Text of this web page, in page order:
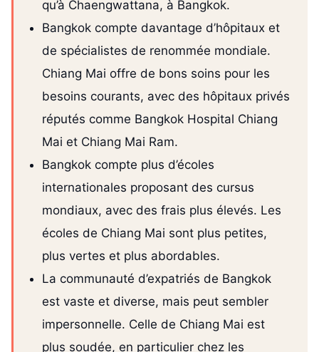
qu’à Chaengwattana, à Bangkok.
Bangkok compte davantage d’hôpitaux et
de spécialistes de renommée mondiale.
Chiang Mai offre de bons soins pour les
besoins courants, avec des hôpitaux privés
réputés comme Bangkok Hospital Chiang
Mai et Chiang Mai Ram.
Bangkok compte plus d’écoles
internationales proposant des cursus
mondiaux, avec des frais plus élevés. Les
écoles de Chiang Mai sont plus petites,
plus vertes et plus abordables.
La communauté d’expatriés de Bangkok
est vaste et diverse, mais peut sembler
impersonnelle. Celle de Chiang Mai est
plus soudée, en particulier chez les